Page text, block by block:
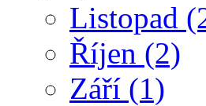
Listopad
Říjen (2)
Září (1)